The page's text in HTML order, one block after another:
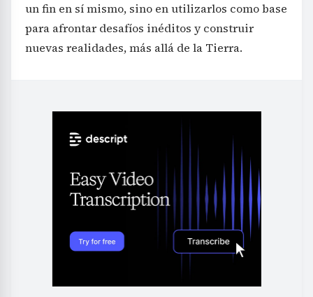
un fin en sí mismo, sino en utilizarlos como base
para afrontar desafíos inéditos y construir
nuevas realidades, más allá de la Tierra.